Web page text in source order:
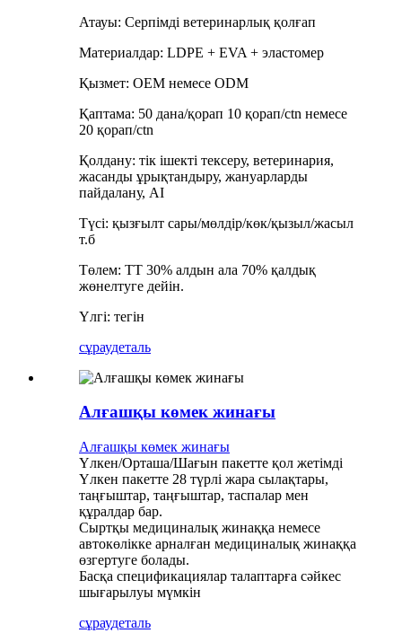
Атауы: Серпімді ветеринарлық қолғап
Материалдар: LDPE + EVA + эластомер
Қызмет: OEM немесе ODM
Қаптама: 50 дана/қорап 10 қорап/ctn немесе
20 қорап/ctn
Қолдану: тік ішекті тексеру, ветеринария,
жасанды ұрықтандыру, жануарларды
пайдалану, AI
Түсі: қызғылт сары/мөлдір/көк/қызыл/жасыл
т.б
Төлем: TT 30% алдын ала 70% қалдық
жөнелтуге дейін.
Үлгі: тегін
сұраудеталь
Алғашқы көмек жинағы
Алғашқы көмек жинағы
Үлкен/Орташа/Шағын пакетте қол жетімді
Үлкен пакетте 28 түрлі жара сылақтары,
таңғыштар, таңғыштар, таспалар мен
құралдар бар.
Сыртқы медициналық жинаққа немесе
автокөлікке арналған медициналық жинаққа
өзгертуге болады.
Басқа спецификациялар талаптарға сәйкес
шығарылуы мүмкін
сұраудеталь